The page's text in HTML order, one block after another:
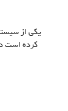
یکی از
کرده است